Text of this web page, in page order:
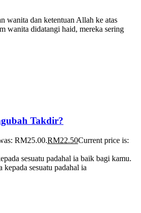
wanita dan ketentuan Allah ke atas
wanita didatangi haid, mereka sering
Takdir?
RM25.00.RM22.50Current price is:
sesuatu padahal ia baik bagi kamu.
sesuatu padahal ia